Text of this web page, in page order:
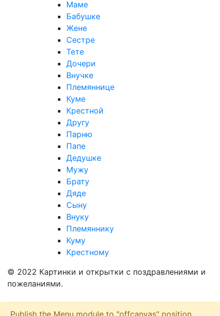
Маме
Бабушке
Жене
Сестре
Тете
Дочери
Внучке
Племяннице
Куме
Крестной
Другу
Парню
Папе
Дедушке
Мужу
Брату
Дяде
Сыну
Внуку
Племяннику
Куму
Крестному
© 2022 Картинки и открытки с поздравлениями и
пожеланиями.
Publish the Menu module to "offcanvas" position.